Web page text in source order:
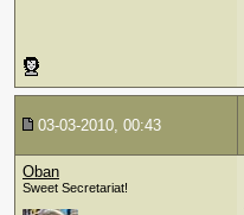
03-03-2010, 00:43
Oban
Sweet Secretariat!